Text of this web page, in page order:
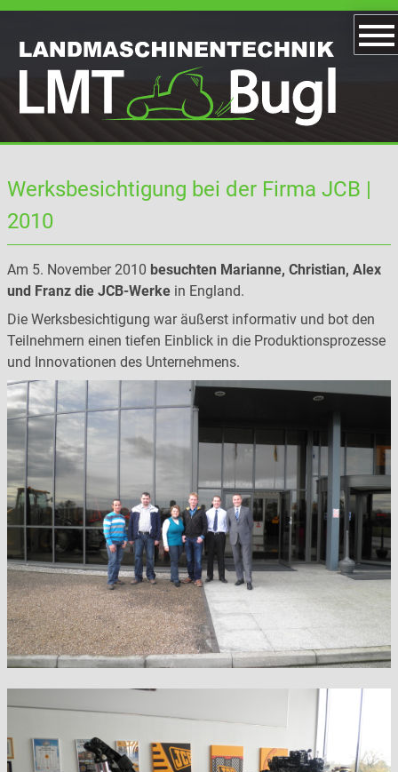
Werksbesichtigung bei der Firma JCB |
2010
Am 5. November 2010 besuchten Marianne, Christian, Alex
und Franz die JCB-Werke in England.
Die Werksbesichtigung war äußerst informativ und bot den
Teilnehmern einen tiefen Einblick in die Produktionsprozesse
und Innovationen des Unternehmens.